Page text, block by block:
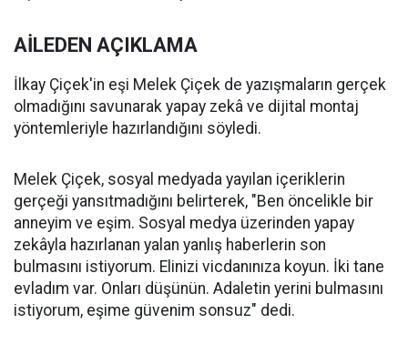
AİLEDEN AÇIKLAMA
İlkay Çiçek'in eşi Melek Çiçek de yazışmaların gerçek
olmadığını savunarak yapay zekâ ve dijital montaj
yöntemleriyle hazırlandığını söyledi.
Melek Çiçek, sosyal medyada yayılan içeriklerin
gerçeği yansıtmadığını belirterek, "Ben öncelikle bir
anneyim ve eşim. Sosyal medya üzerinden yapay
zekâyla hazırlanan yalan yanlış haberlerin son
bulmasını istiyorum. Elinizi vicdanınıza koyun. İki tane
evladım var. Onları düşünün. Adaletin yerini bulmasını
istiyorum, eşime güvenim sonsuz" dedi.